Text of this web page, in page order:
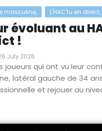
masculine, L'HAC'tu en direct,
évoluant au
!
July 2026
joueurs qui ont vu leur
latéral gauche de 34
et rejouer au